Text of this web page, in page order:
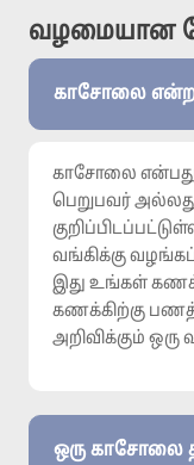
வழமையான
காசோலை
காசோலை
பெறுபவர்
வங்கிக்கு
இது உங்கள்
கணக்கிற்கு
அறிவிக்கும் ஒரு
ஒரு காசோலை